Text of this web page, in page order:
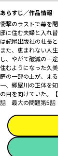
あらすじ／作品情報
衝撃のラストで幕を
邸に住む夫婦と入れ
は紀尾出版社の社長
また、恵まれない人
し、やがて破滅の一
住むようになった久
庭の一部の土が、ま
一、郷屋川の正体を
の目を向けていた
話 最大の問題第5